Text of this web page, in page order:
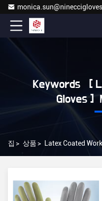
Keywords [
Gloves ]
집 > 상품 > Latex Coated